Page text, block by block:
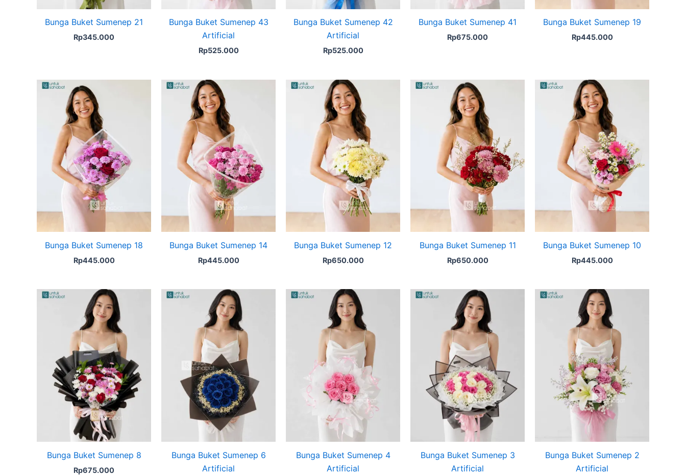
Bunga Buket Sumenep 21
Rp345.000
Bunga Buket Sumenep 43
Artificial
Rp525.000
Bunga Buket Sumenep 42
Artificial
Rp525.000
Bunga Buket Sumenep 41
Rp675.000
Bunga Buket Sumenep 19
Rp445.000
Bunga Buket Sumenep 18
Rp445.000
Bunga Buket Sumenep 14
Rp445.000
Bunga Buket Sumenep 12
Rp650.000
Bunga Buket Sumenep 11
Rp650.000
Bunga Buket Sumenep 10
Rp445.000
Bunga Buket Sumenep 8
Rp675.000
Bunga Buket Sumenep 6
Artificial
Bunga Buket Sumenep 4
Artificial
Bunga Buket Sumenep 3
Artificial
Bunga Buket Sumenep 2
Artificial